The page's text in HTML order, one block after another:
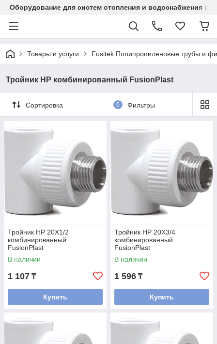
Оборудование для систем отопления и водоснабжения в
Товары и услуги Fusitek Полипропиленовые трубы и
Тройник НР комбинированный FusionPlast
Сортировка 0 Фильтры
Тройник НР 20Х1/2
комбинированный
FusionPlast
В наличии
1 107 ₸
Купить
Тройник НР 20Х3/4
комбинированный
FusionPlast
В наличии
1 596 ₸
Купить